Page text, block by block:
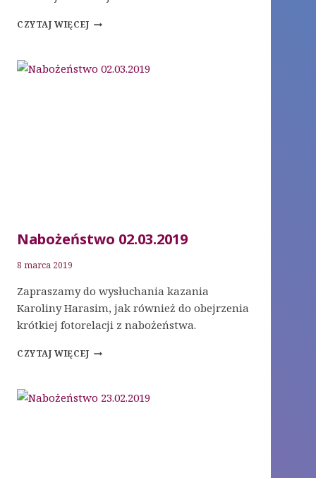
CZYTAJ WIĘCEJNABOŻEŃSTWO
Nabożeństwo 02.03.2019
8 marca 2019
Zapraszamy do wysłuchania kazania
Karoliny Harasim, jak również do obejrzenia
krótkiej fotorelacji z nabożeństwa.
CZYTAJ WIĘCEJNABOŻEŃSTWO